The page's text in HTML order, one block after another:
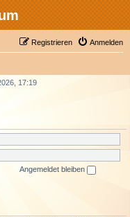
Anmelden
Registrieren
17:19
Angemeldet bleiben